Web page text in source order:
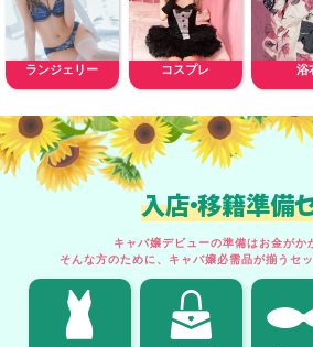
ランジェリー コスプレ 浴
入店・移籍準備
キャバ嬢デビューの準備はお金がか
そんな方のために、キャバ嬢必需品が揃うセ